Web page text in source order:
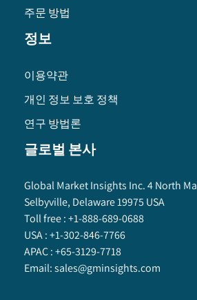
주문 방법
정보
이용약관
개인 정보 보호 정책
연구 방법론
글로벌 본사
Global Market Insights Inc. 4 North
Selbyville, Delaware 19975 USA
Toll free :+1-888-689-0688
USA :+1-302-846-7766
APAC :+65-3129-7718
Email:sales@gminsights.com